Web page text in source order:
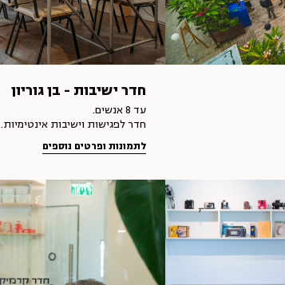
חדר ישיבות - בן גוריון
עד 8 אנשים.
חדר לפגישות וישיבות אינטימיות.
לתמונות ופרטים נוספים